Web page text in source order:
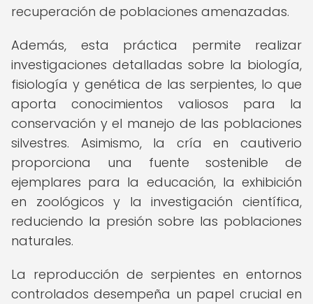
recuperación de poblaciones amenazadas.
Además, esta práctica permite realizar
investigaciones detalladas sobre la biología,
fisiología y genética de las serpientes, lo que
aporta conocimientos valiosos para la
conservación y el manejo de las poblaciones
silvestres. Asimismo, la cría en cautiverio
proporciona una fuente sostenible de
ejemplares para la educación, la exhibición
en zoológicos y la investigación científica,
reduciendo la presión sobre las poblaciones
naturales.
La reproducción de serpientes en entornos
controlados desempeña un papel crucial en